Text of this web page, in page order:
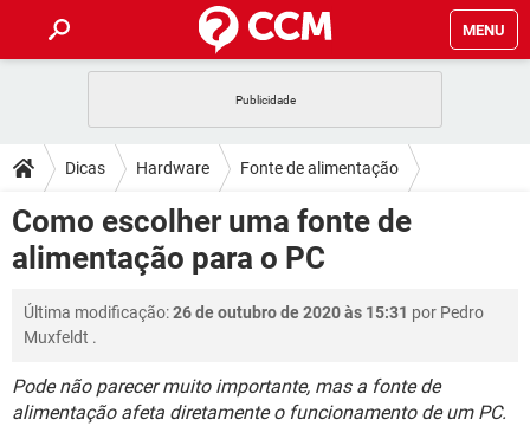
MENU
CELULAR FACEBOOK
OUTLOOK EXCEL
INSTAGRAM GMAIL
DICAS
JOGOS
CELULAR FACEBOOK
INSTAGRAM GMAIL
DOWNLOADS
JOGOS WHATSAPP
OUTLOOK
INSTAGRAM GMAIL
GUIA DE COMPRAS
FÓRUM
JOGOS WHATSAPP
OUTLOOK EXCEL
GLOSSÁRIO
JOGOS WHATSAPP
CELULAR FACEBOOK
Dicas Hardware Fonte de alimentação
Como escolher uma fonte de
alimentação para o PC
Última modificação:26 de outubro de 2020 às 15:31 por Pedro
Muxfeldt .
Pode não parecer muito importante, mas a fonte de
alimentação afeta diretamente o funcionamento de um PC.